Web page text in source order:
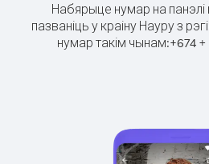
Набярыце нумар на
пазваніць у краіну Науру з
нумар такім чынам:+674 +